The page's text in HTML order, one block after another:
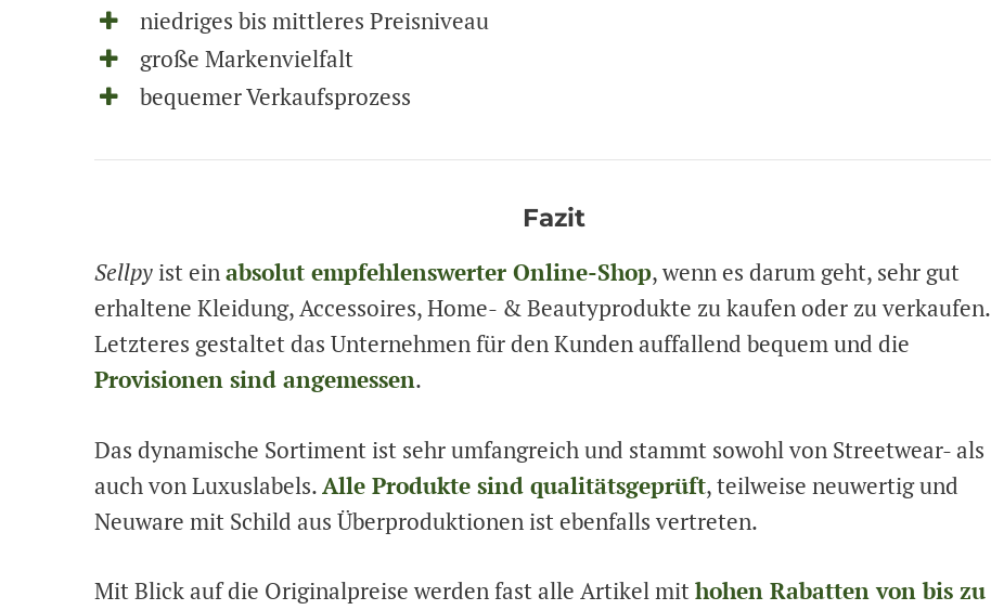
niedriges bis mittleres Preisniveau
große Markenvielfalt
bequemer Verkaufsprozess
Fazit
Sellpy ist einabsolut empfehlenswerter Online-Shop, wenn es darum geht, sehr gut
erhaltene Kleidung, Accessoires, Home- & Beautyprodukte zu kaufen oder zu verkaufen.
Letzteres gestaltet das Unternehmen für den Kunden auffallend bequem und die
Provisionen sind angemessen.
Das dynamische Sortiment ist sehr umfangreich und stammt sowohl von Streetwear- als
auch von Luxuslabels.Alle Produkte sind qualitätsgeprüft, teilweise neuwertig und
Neuware mit Schild aus Überproduktionen ist ebenfalls vertreten.
Mit Blick auf die Originalpreise werden fast alle Artikel mit hohen Rabatten von bis zu